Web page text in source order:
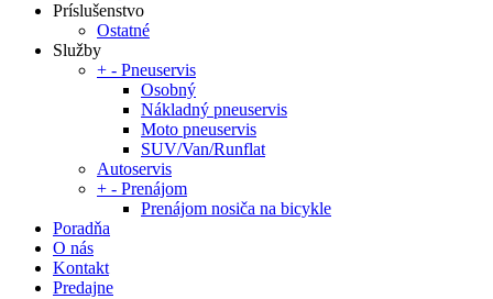
Príslušenstvo
Ostatné
Služby
+ - Pneuservis
Osobný
Nákladný pneuservis
Moto pneuservis
SUV/Van/Runflat
Autoservis
+ - Prenájom
Prenájom nosiča na bicykle
Poradňa
O nás
Kontakt
Predajne